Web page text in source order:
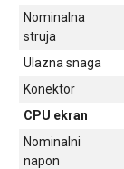
NAVIGACIJE
VIDEO
NADZOR I
OPREMA
Nominalna
struja
Ulazna snaga
Konektor
CPU ekran
Nominalni
napon